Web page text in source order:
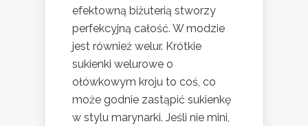
efektowną biżuterią stworzy
perfekcyjną całość. W modzie
jest również welur. Krótkie
sukienki welurowe o
ołówkowym kroju to coś, co
może godnie zastąpić sukienkę
w stylu marynarki. Jeśli nie mini,